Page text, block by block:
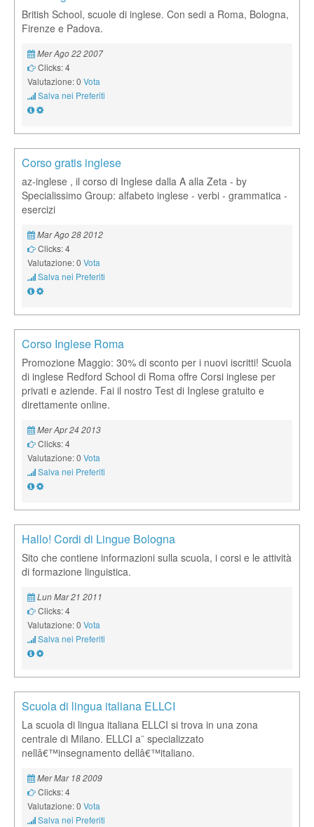
British School, scuole di inglese. Con sedi a Roma, Bologna,
Firenze e Padova.
Mer Ago 22 2007
Clicks: 4
Valutazione: 0 Vota
Salva nei Preferiti
Corso gratis inglese
az-inglese , il corso di Inglese dalla A alla Zeta - by
Specialissimo Group: alfabeto inglese - verbi - grammatica -
esercizi
Mar Ago 28 2012
Clicks: 4
Valutazione: 0 Vota
Salva nei Preferiti
Corso Inglese Roma
Promozione Maggio: 30% di sconto per i nuovi iscritti! Scuola
di inglese Redford School di Roma offre Corsi inglese per
privati e aziende. Fai il nostro Test di Inglese gratuito e
direttamente online.
Mer Apr 24 2013
Clicks: 4
Valutazione: 0 Vota
Salva nei Preferiti
Hallo! Cordi di Lingue Bologna
Sito che contiene informazioni sulla scuola, i corsi e le attività
di formazione linguistica.
Lun Mar 21 2011
Clicks: 4
Valutazione: 0 Vota
Salva nei Preferiti
Scuola di lingua italiana ELLCI
La scuola di lingua italiana ELLCI si trova in una zona
centrale di Milano. ELLCI a¨ specializzato
nellâ€™insegnamento dellâ€™italiano.
Mer Mar 18 2009
Clicks: 4
Valutazione: 0 Vota
Salva nei Preferiti